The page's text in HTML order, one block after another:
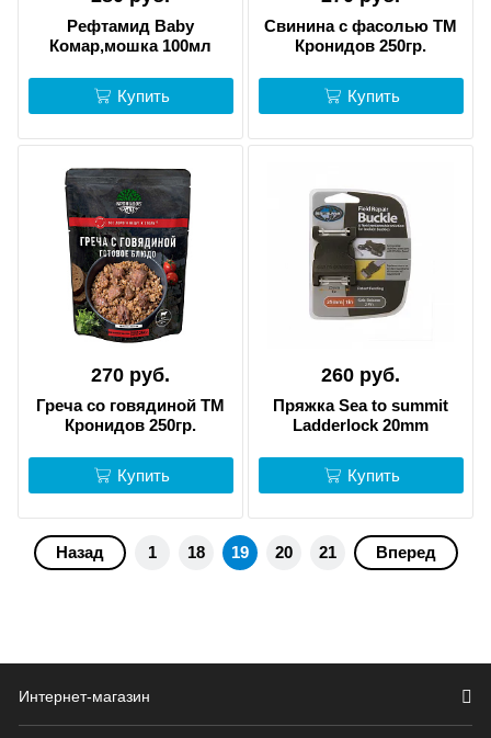
Рефтамид Baby
Комар,мошка 100мл
Купить
Свинина с фасолью ТМ
Кронидов 250гр.
Купить
270 руб.
Греча со говядиной ТМ
Кронидов 250гр.
Купить
260 руб.
Пряжка Sea to summit
Ladderlock 20mm
Купить
Назад 1 18 19 20 21 Вперед
Интернет-магазин